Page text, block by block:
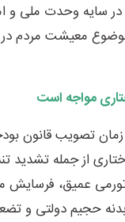
در سایه وحدت ملی و
معیشت مردم در
مواجه است
از جمله
عمیق، فرسایش
حجیم دولتی و